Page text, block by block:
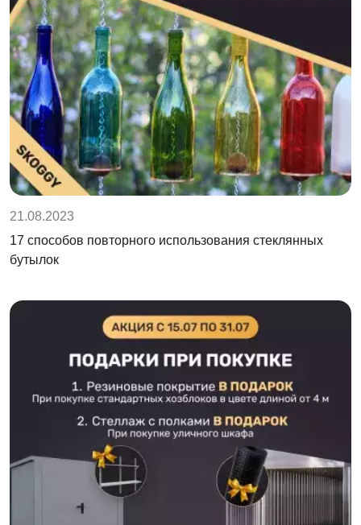
21.08.2023
17 способов повторного использования стеклянных
бутылок